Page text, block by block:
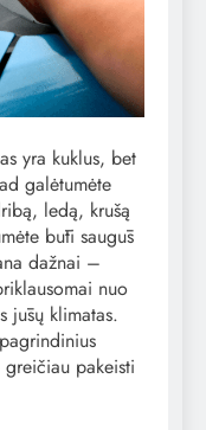
yra kuklus, bet
galėtumėte
ledą, krušą
būti saugūs
dažnai –
nuo
jūsų klimatas.
pakeisti